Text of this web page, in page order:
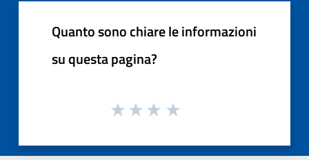
Quanto sono chiare le informazioni
su questa pagina?